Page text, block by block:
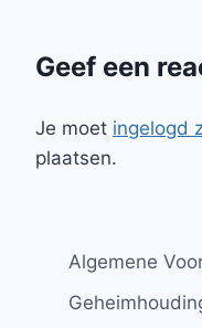
Geef een
Je moet ingelogd
plaatsen.
Algemene